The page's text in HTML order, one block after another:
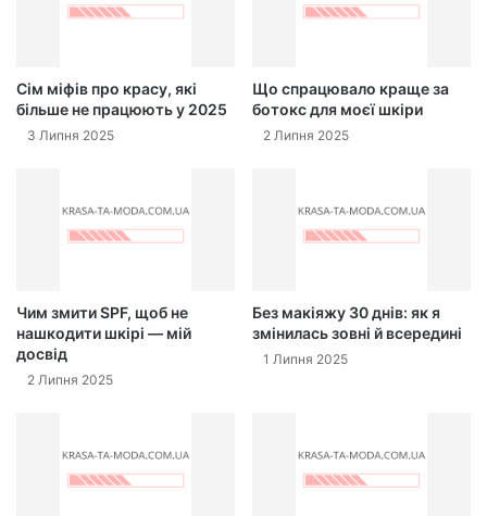
Сім міфів про красу, які
більше не працюють у 2025
3 Липня 2025
Що спрацювало краще за
ботокс для моєї шкіри
2 Липня 2025
Чим змити SPF, щоб не
нашкодити шкірі — мій
досвід
2 Липня 2025
Без макіяжу 30 днів: як я
змінилась зовні й всередині
1 Липня 2025